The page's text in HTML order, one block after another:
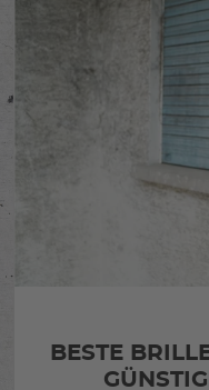
BESTE